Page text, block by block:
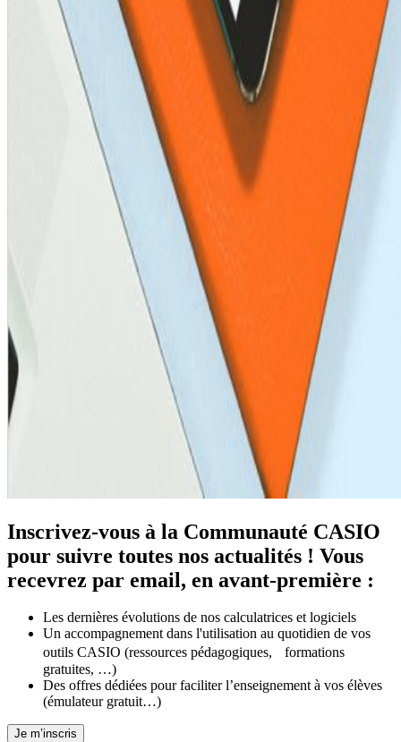
Inscrivez-vous à la Communauté CASIO
pour suivre toutes nos actualités ! Vous
recevrez par email, en avant-première :
Les dernières évolutions de nos calculatrices et logiciels
Un accompagnement dans l'utilisation au quotidien de vos
outils CASIO (ressources pédagogiques, formations
gratuites, …)
Des offres dédiées pour faciliter l’enseignement à vos élèves
(émulateur gratuit…)
Je m’inscris